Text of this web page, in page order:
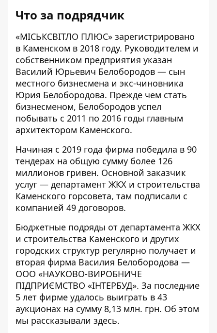
Что за подрядчик
«МІСЬКСВІТЛО ПЛЮС» зарегистрировано
в Каменском в 2018 году. Руководителем и
собственником предприятия указан
Василий Юрьевич Белобородов — сын
местного бизнесмена и экс-чиновника
Юрия Белобородова. Прежде чем стать
бизнесменом, Белобородов успел
побывать с 2011 по 2016 годы главным
архитектором Каменского.
Начиная с 2019 года фирма победила в 90
тендерах на общую сумму более 126
миллионов гривен. Основной заказчик
услуг — департамент ЖКХ и строительства
Каменского горсовета, там подписали с
компанией 49 договоров.
Бюджетные подряды от департамента ЖКХ
и строительства Каменского и других
городских структур регулярно получает и
вторая фирма Василия Белобородова —
ООО «НАУКОВО-ВИРОБНИЧЕ
ПІДПРИЄМСТВО «ІНТЕРБУД». За последние
5 лет фирме удалось выиграть в 43
аукционах на сумму 8,13 млн. грн. Об этом
мы рассказывали здесь.